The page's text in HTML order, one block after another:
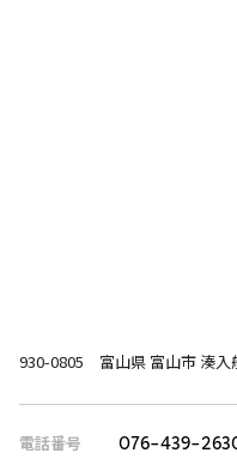
930-0805 富山県 富山市 湊入
電話番号 076-439-